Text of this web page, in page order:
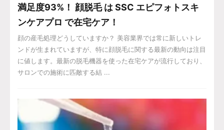
満足度93%！ 顔脱毛 は SSC エピフォトスキ
ンケアプロ で在宅ケア！
顔の産毛処理どうしていますか？ 美容業界では常に新しいトレ
ンドが生まれていますが、特に顔脱毛に関する最新の動向は注目
に値します。最新の脱毛機器を使った在宅ケアが流行しており、
サロンでの施術に匹敵する結 ...